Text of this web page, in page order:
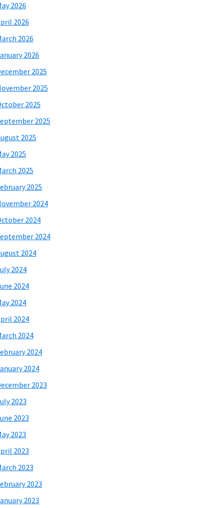
2026
2026
2026
2026
2025
2025
2025
2025
2025
2025
2025
2025
2024
2024
2024
2024
2024
2024
2024
2024
2024
2024
2024
2023
2023
2023
2023
2023
2023
2023
2023